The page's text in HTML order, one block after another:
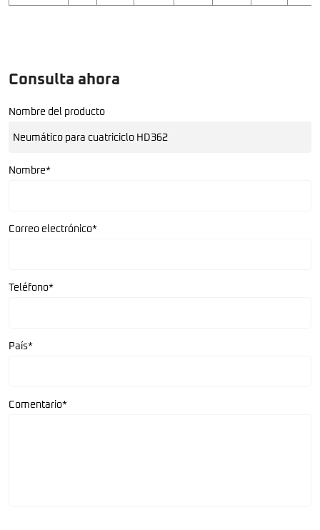
Consulta ahora
Nombre del producto
Nombre*
Correo electrónico*
Teléfono*
País*
Comentario*